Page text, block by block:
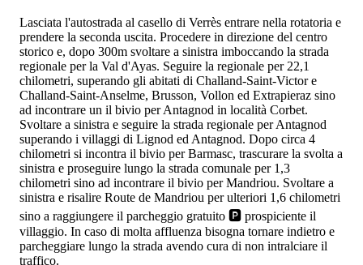
Lasciata l'autostrada al casello di Verrès entrare nella rotatoria e
prendere la seconda uscita. Procedere in direzione del centro
storico e, dopo 300m svoltare a sinistra imboccando la strada
regionale per la Val d'Ayas. Seguire la regionale per 22,1
chilometri, superando gli abitati di Challand-Saint-Victor e
Challand-Saint-Anselme, Brusson, Vollon ed Extrapieraz sino
ad incontrare un il bivio per Antagnod in località Corbet.
Svoltare a sinistra e seguire la strada regionale per Antagnod
superando i villaggi di Lignod ed Antagnod. Dopo circa 4
chilometri si incontra il bivio per Barmasc, trascurare la svolta a
sinistra e proseguire lungo la strada comunale per 1,3
chilometri sino ad incontrare il bivio per Mandriou. Svoltare a
sinistra e risalire Route de Mandriou per ulteriori 1,6 chilometri
sino a raggiungere il parcheggio gratuito 🅿️ prospiciente il
villaggio. In caso di molta affluenza bisogna tornare indietro e
parcheggiare lungo la strada avendo cura di non intralciare il
traffico.